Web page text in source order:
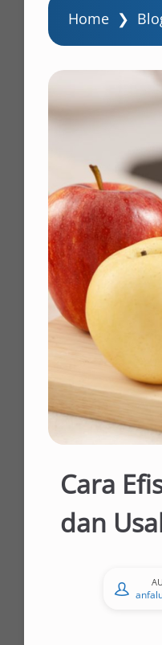
Home ❯
Cara
dan